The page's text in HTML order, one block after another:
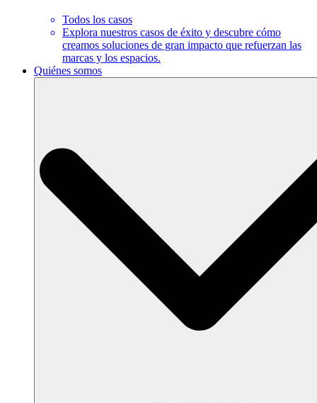
Todos los casos
Explora nuestros casos de éxito y descubre cómo
creamos soluciones de gran impacto que refuerzan las
marcas y los espacios.
Quiénes somos